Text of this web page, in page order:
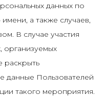
данных по
а также случаев,
В случае участия
организуемых
раскрыть
данные Пользователей
такого мероприятия.